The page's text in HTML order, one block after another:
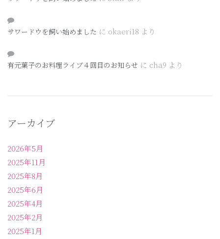
サワードウを飼い始めました に okaeri18 より
有元葉子のお料理ライブ４回目のお知らせ に cha9 より
アーカイブ
2026年5月
2025年11月
2025年8月
2025年6月
2025年4月
2025年2月
2025年1月